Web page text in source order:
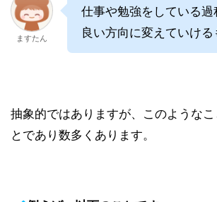
ますたん
仕事や勉強をしている過
良い方向に変えていけ
抽象的ではありますが、このような
とであり数多くあります。